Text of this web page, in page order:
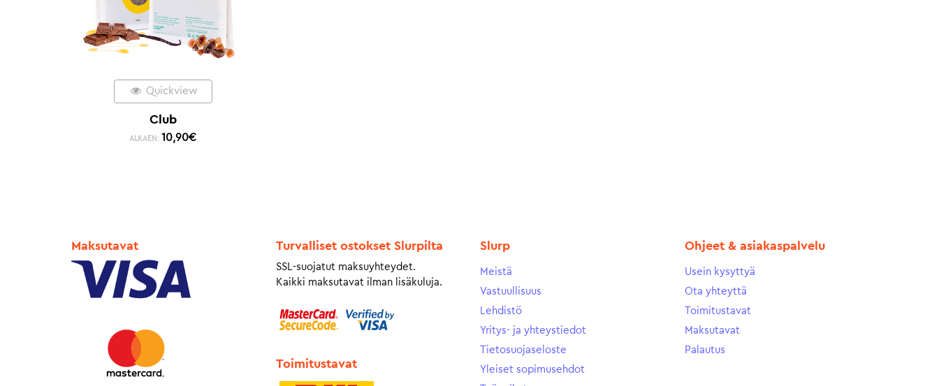
Quickview
Club
ALKAEN: 10,90€
Maksutavat Turvalliset ostokset Slurpilta
SSL-suojatut maksuyhteydet.
Kaikki maksutavat ilman lisäkuluja.
Toimitustavat
Slurp
Meistä
Vastuullisuus
Lehdistö
Yritys- ja yhteystiedot
Tietosuojaseloste
Yleiset sopimusehdot
Ohjeet & asiakaspalvelu
Usein kysyttyä
Ota yhteyttä
Toimitustavat
Maksutavat
Palautus